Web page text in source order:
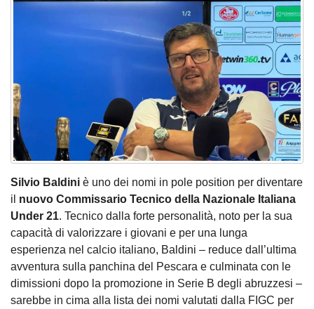
Silvio Baldini è uno dei nomi in pole position per diventare
il nuovo Commissario Tecnico della Nazionale Italiana
Under 21. Tecnico dalla forte personalità, noto per la sua
capacità di valorizzare i giovani e per una lunga
esperienza nel calcio italiano, Baldini – reduce dall’ultima
avventura sulla panchina del Pescara e culminata con le
dimissioni dopo la promozione in Serie B degli abruzzesi –
sarebbe in cima alla lista dei nomi valutati dalla FIGC per